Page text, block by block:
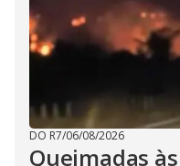
DO R7/06/08/2026
Queimadas